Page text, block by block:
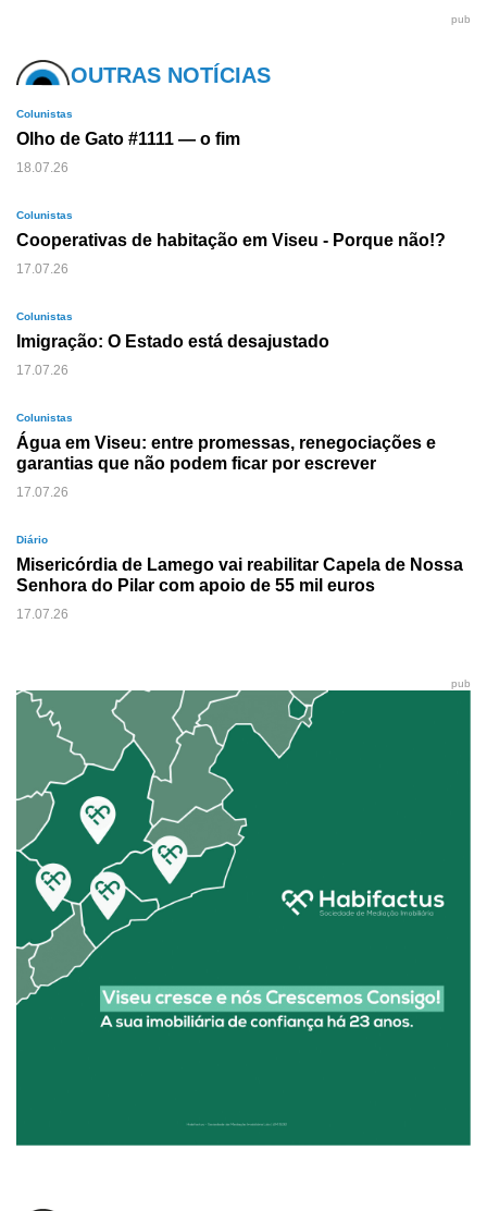
pub
OUTRAS NOTÍCIAS
Colunistas
Olho de Gato #1111 — o fim
18.07.26
Colunistas
Cooperativas de habitação em Viseu - Porque não!?
17.07.26
Colunistas
Imigração: O Estado está desajustado
17.07.26
Colunistas
Água em Viseu: entre promessas, renegociações e
garantias que não podem ficar por escrever
17.07.26
Diário
Misericórdia de Lamego vai reabilitar Capela de Nossa
Senhora do Pilar com apoio de 55 mil euros
17.07.26
pub